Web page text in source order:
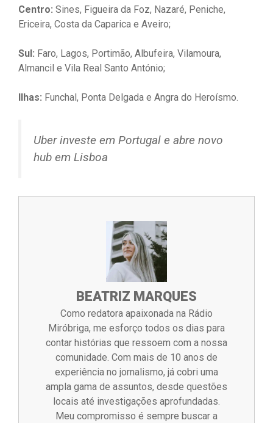
Centro: Sines, Figueira da Foz, Nazaré, Peniche,
Ericeira, Costa da Caparica e Aveiro;
Sul: Faro, Lagos, Portimão, Albufeira, Vilamoura,
Almancil e Vila Real Santo António;
Ilhas: Funchal, Ponta Delgada e Angra do Heroísmo.
Uber investe em Portugal e abre novo
hub em Lisboa
BEATRIZ MARQUES
Como redatora apaixonada na Rádio
Miróbriga, me esforço todos os dias para
contar histórias que ressoem com a nossa
comunidade. Com mais de 10 anos de
experiência no jornalismo, já cobri uma
ampla gama de assuntos, desde questões
locais até investigações aprofundadas.
Meu compromisso é sempre buscar a